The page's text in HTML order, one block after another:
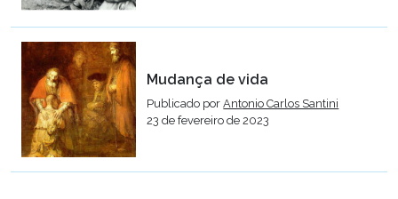
Mudança de vida
Publicado porAntonio Carlos Santini
23 de fevereiro de 2023